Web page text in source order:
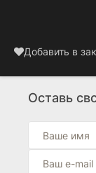
Добавить в
Оставь